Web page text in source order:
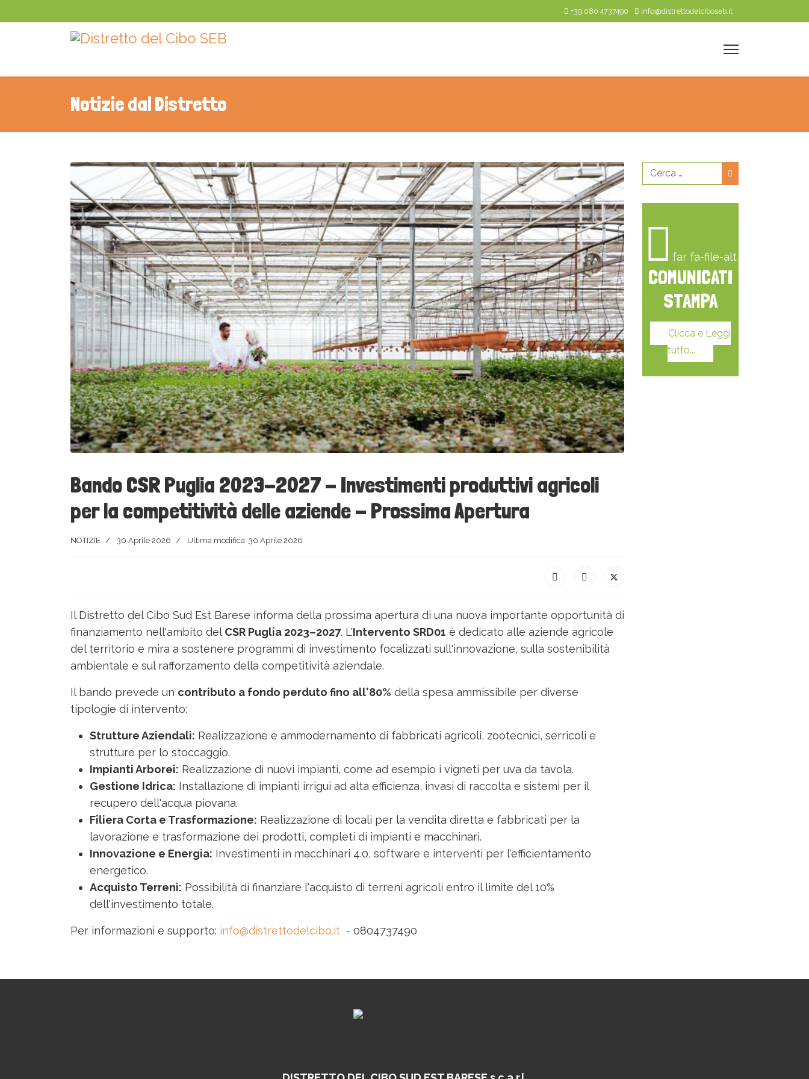
+39 080 4737490 info@distrettodelciboseb.it
Notizie dal Distretto
Bando CSR Puglia 2023-2027 - Investimenti produttivi agricoli
per la competitività delle aziende - Prossima Apertura
NOTIZIE 30 Aprile 2026 Ultima modifica: 30 Aprile 2026
Il Distretto del Cibo Sud Est Barese informa della prossima apertura di una nuova importante opportunità di
finanziamento nell'ambito del CSR Puglia 2023–2027. L'Intervento SRD01 è dedicato alle aziende agricole
del territorio e mira a sostenere programmi di investimento focalizzati sull'innovazione, sulla sostenibilità
ambientale e sul rafforzamento della competitività aziendale.
Il bando prevede un contributo a fondo perduto fino all'80% della spesa ammissibile per diverse
tipologie di intervento:
Strutture Aziendali: Realizzazione e ammodernamento di fabbricati agricoli, zootecnici, serricoli e
strutture per lo stoccaggio.
Impianti Arborei: Realizzazione di nuovi impianti, come ad esempio i vigneti per uva da tavola.
Gestione Idrica: Installazione di impianti irrigui ad alta efficienza, invasi di raccolta e sistemi per il
recupero dell'acqua piovana.
Filiera Corta e Trasformazione: Realizzazione di locali per la vendita diretta e fabbricati per la
lavorazione e trasformazione dei prodotti, completi di impianti e macchinari.
Innovazione e Energia: Investimenti in macchinari 4.0, software e interventi per l'efficientamento
energetico.
Acquisto Terreni: Possibilità di finanziare l'acquisto di terreni agricoli entro il limite del 10%
dell'investimento totale.
Per informazioni e supporto: info@distrettodelcibo.it - 0804737490
Cerca
far fa-file-alt
COMUNICATI
STAMPA
Clicca e Leggi
tutto...